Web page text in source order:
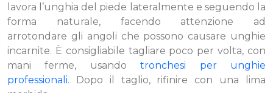
lavora l’unghia del piede lateralmente e seguendo la
forma naturale, facendo attenzione ad
arrotondare gli angoli che possono causare unghie
incarnite. È consigliabile tagliare poco per volta, con
mani ferme, usandotronchesi per unghie
professionali. Dopo il taglio, rifinire con una lima